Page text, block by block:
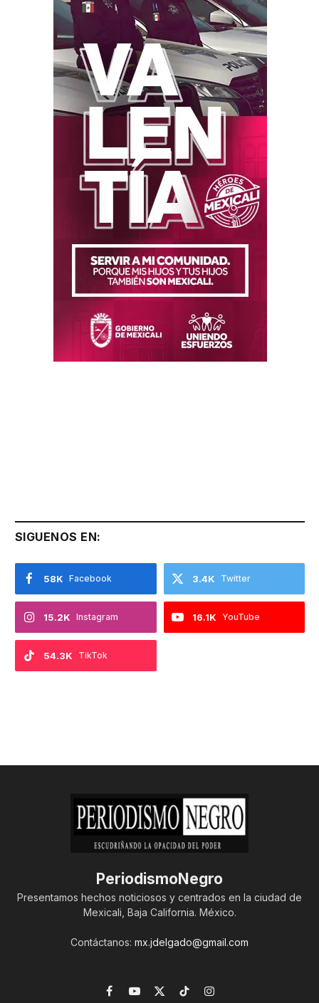
SIGUENOS EN:
Facebook
58K Twitter
3.4K
Instagram
15.2K YouTube
16.1K
TikTok
54.3K
PeriodismoNegro
Presentamos hechos noticiosos y centrados en la ciudad de
Mexicali, Baja California. México.
Contáctanos: mx.jdelgado@gmail.com
Facebook
YouTube
X TikTokInstagram